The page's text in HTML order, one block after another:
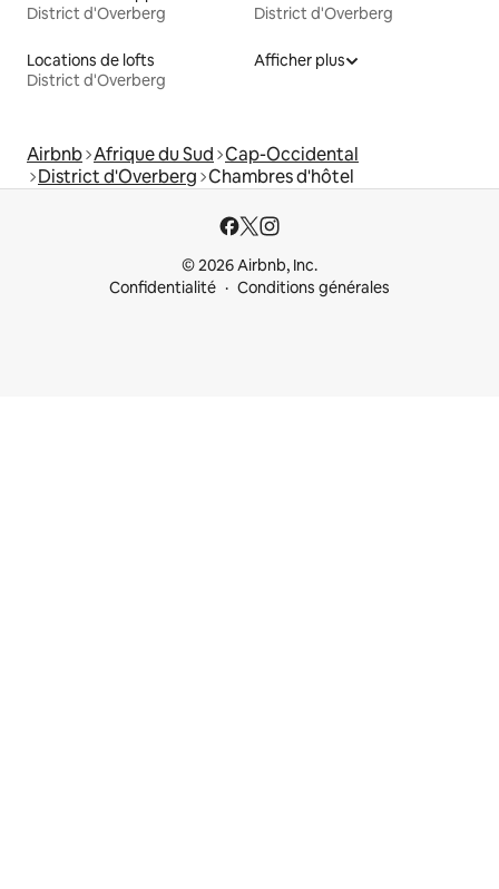
District d'Overberg
District d'Overberg
Locations de lofts
District d'Overberg
Afficher plus
Airbnb Afrique du Sud Cap-Occidental
District d'Overberg Chambres d'hôtel
© 2026 Airbnb, Inc.
Confidentialité
Conditions générales